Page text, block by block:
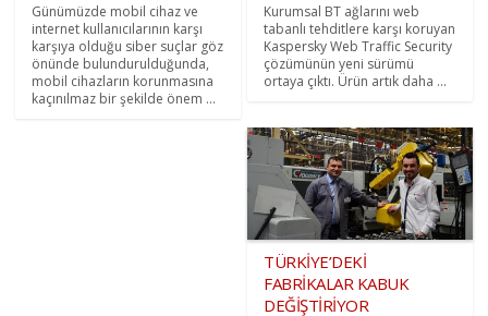
Günümüzde mobil cihaz ve
internet kullanıcılarının karşı
karşıya olduğu siber suçlar göz
önünde bulundurulduğunda,
mobil cihazların korunmasına
kaçınılmaz bir şekilde önem ...
Kurumsal BT ağlarını web
tabanlı tehditlere karşı koruyan
Kaspersky Web Traffic Security
çözümünün yeni sürümü
ortaya çıktı. Ürün artık daha ...
TÜRKİYE’DEKİ
FABRİKALAR KABUK
DEĞİŞTİRİYOR